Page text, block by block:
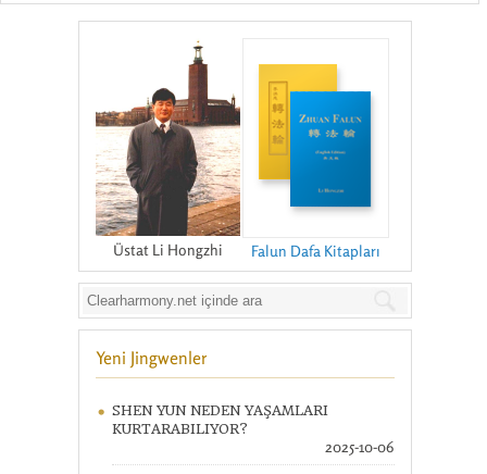
Üstat Li Hongzhi Falun Dafa Kitapları
Yeni Jingwenler
SHEN YUN NEDEN YAŞAMLARI
KURTARABILIYOR?
2025-10-06